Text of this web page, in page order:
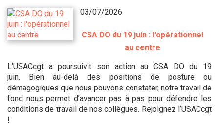
03/07/2026
CSA DO du 19 juin : l'opérationnel
au centre
L’USACcgt a poursuivit son action au CSA DO du 19
juin. Bien au-delà des positions de posture ou
démagogiques que nous pouvons constater, notre travail de
fond nous permet d’avancer pas à pas pour défendre les
conditions de travail de nos collègues. Rejoignez l’USACcgt
!